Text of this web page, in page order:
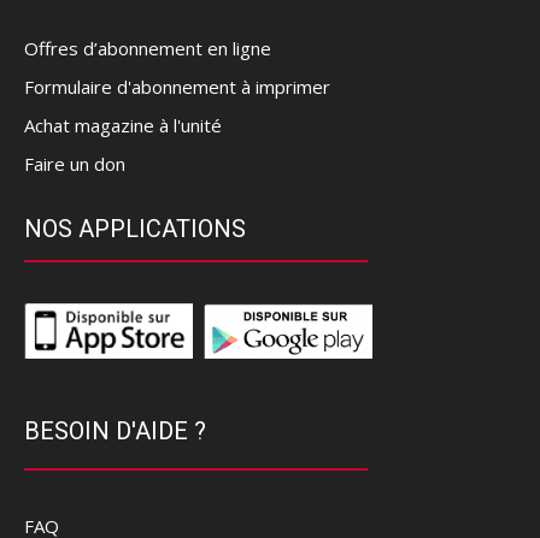
Offres d’abonnement en ligne
Formulaire d'abonnement à imprimer
Achat magazine à l'unité
Faire un don
NOS APPLICATIONS
BESOIN D'AIDE ?
FAQ